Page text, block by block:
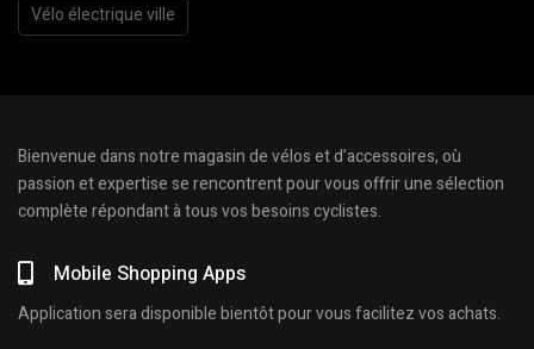
Vélo électrique ville
Bienvenue dans notre magasin de vélos et d’accessoires, où
passion et expertise se rencontrent pour vous offrir une sélection
complète répondant à tous vos besoins cyclistes.
Mobile Shopping Apps
Application sera disponible bientôt pour vous facilitez vos achats.